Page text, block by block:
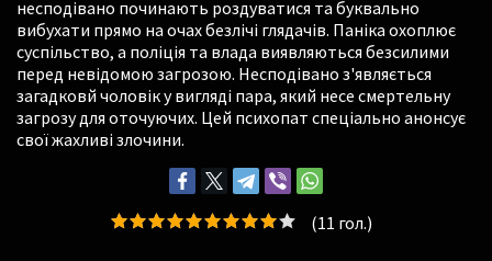
несподівано починають роздуватися та буквально
вибухати прямо на очах безлічі глядачів. Паніка охоплює
суспільство, а поліція та влада виявляються безсилими
перед невідомою загрозою. Несподівано з'являється
загадковй чоловік у вигляді пара, який несе смертельну
загрозу для оточуючих. Цей психопат спеціально анонсує
свої жахливі злочини.
(11 гол.)